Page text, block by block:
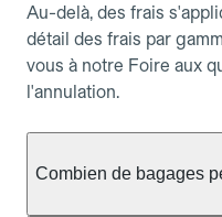
Au-delà, des frais
détail des frais par
vous à notre Foire aux
l'annulation.
Combien de bagages